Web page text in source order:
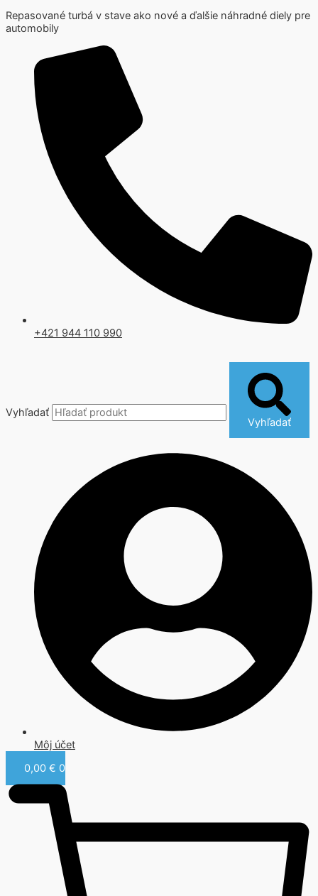
Repasované turbá v stave ako nové a ďalšie náhradné diely pre
automobily
+421 944 110 990
Vyhľadať
Vyhľadať
Môj účet
0,00 € 0